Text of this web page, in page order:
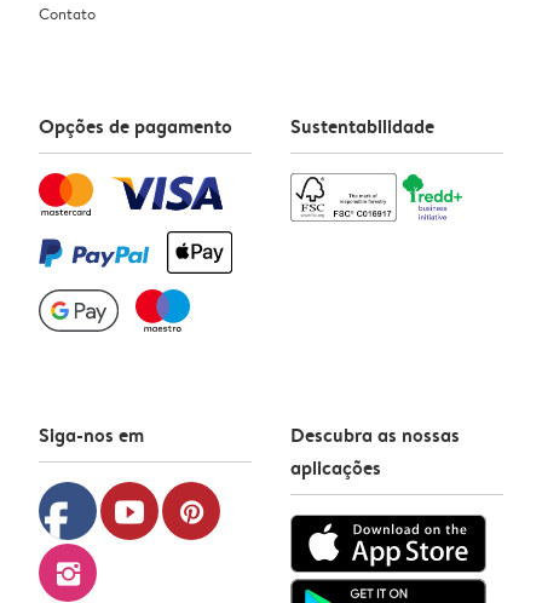
Contato
Opções de pagamento Sustentabilidade
Siga-nos em
facebook youtube pinterest
instagram
Descubra as nossas
aplicações